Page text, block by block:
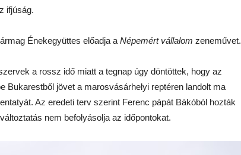
ifjúság.
Énekegyüttes előadja a Népemért vállalom zeneművet.
a rossz idő miatt a tegnap úgy döntöttek, hogy az
Bukarestből jövet a marosvásárhelyi reptéren landolt ma
Az eredeti terv szerint Ferenc pápát Bákóból hozták
nem befolyásolja az időpontokat.